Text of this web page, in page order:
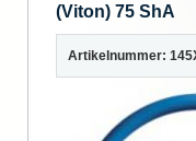
(Viton) 75 ShA
Artikelnummer: